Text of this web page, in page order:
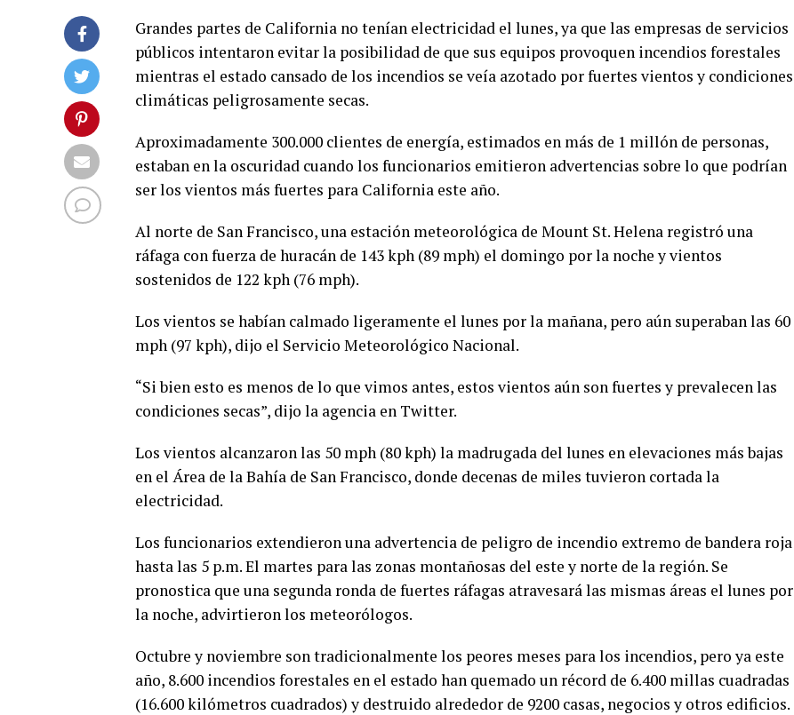
Grandes partes de California no tenían electricidad el lunes, ya que las empresas de servicios
públicos intentaron evitar la posibilidad de que sus equipos provoquen incendios forestales
mientras el estado cansado de los incendios se veía azotado por fuertes vientos y condiciones
climáticas peligrosamente secas.
Aproximadamente 300.000 clientes de energía, estimados en más de 1 millón de personas,
estaban en la oscuridad cuando los funcionarios emitieron advertencias sobre lo que podrían
ser los vientos más fuertes para California este año.
Al norte de San Francisco, una estación meteorológica de Mount St. Helena registró una
ráfaga con fuerza de huracán de 143 kph (89 mph) el domingo por la noche y vientos
sostenidos de 122 kph (76 mph).
Los vientos se habían calmado ligeramente el lunes por la mañana, pero aún superaban las 60
mph (97 kph), dijo el Servicio Meteorológico Nacional.
“Si bien esto es menos de lo que vimos antes, estos vientos aún son fuertes y prevalecen las
condiciones secas”, dijo la agencia en Twitter.
Los vientos alcanzaron las 50 mph (80 kph) la madrugada del lunes en elevaciones más bajas
en el Área de la Bahía de San Francisco, donde decenas de miles tuvieron cortada la
electricidad.
Los funcionarios extendieron una advertencia de peligro de incendio extremo de bandera roja
hasta las 5 p.m. El martes para las zonas montañosas del este y norte de la región. Se
pronostica que una segunda ronda de fuertes ráfagas atravesará las mismas áreas el lunes por
la noche, advirtieron los meteorólogos.
Octubre y noviembre son tradicionalmente los peores meses para los incendios, pero ya este
año, 8.600 incendios forestales en el estado han quemado un récord de 6.400 millas cuadradas
(16.600 kilómetros cuadrados) y destruido alrededor de 9200 casas, negocios y otros edificios.